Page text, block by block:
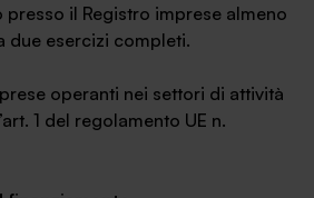
il Registro imprese almeno
due esercizi completi.
operanti nei settori di attività
1 del regolamento UE n.